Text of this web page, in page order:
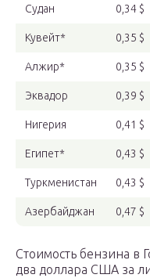
Судан 0,34 $
Кувейт* 0,35 $
Алжир* 0,35 $
Эквадор 0,39 $
Нигерия 0,41 $
Египет* 0,43 $
Туркменистан 0,43 $
Азербайджан 0,47 $
Стоимость бензина в
два доллара США за